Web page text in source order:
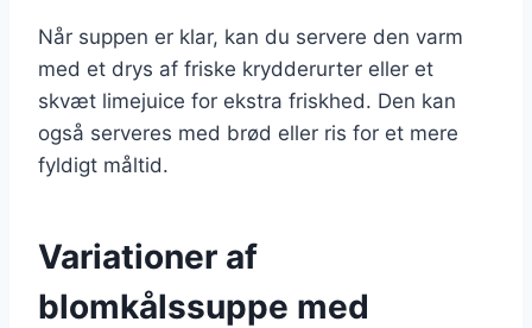
Når suppen er klar, kan du servere den varm
med et drys af friske krydderurter eller et
skvæt limejuice for ekstra friskhed. Den kan
også serveres med brød eller ris for et mere
fyldigt måltid.
Variationer af
blomkålssuppe med